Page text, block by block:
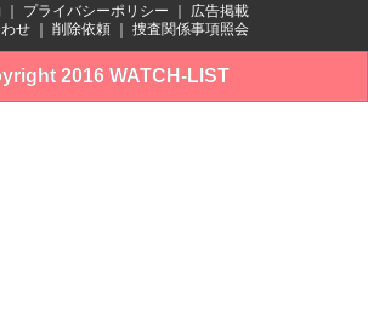
プライバシーポリシー
広告掲載
せ
削除依頼 捜査関係事項照会
2016 WATCH-LIST